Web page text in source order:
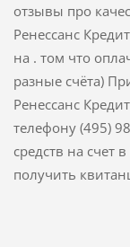
отзывы про
Ренессанс
на . том что
разные счёта)
Ренессанс
телефону (495)
средств на счет
получить